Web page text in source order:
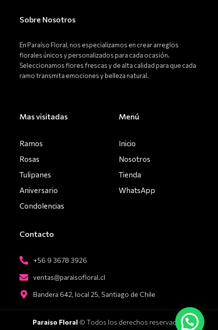
Sobre Nosotros
En Paraíso Floral, nos especializamos en crear arreglos
florales únicos y personalizados para cada ocasión.
Seleccionamos flores frescas y de alta calidad para que cada
ramo transmita emociones y belleza natural.
Mas visitadas
Ramos
Rosas
Tulipanes
Aniversario
Condolencias
Menú
Inicio
Nosotros
Tienda
WhatsApp
Contacto
+56 9 3678 3926
ventas@paraisofloral.cl
Bandera 642, local 25, Santiago de Chile
Paraiso Floral© Todos los derechos reservados.